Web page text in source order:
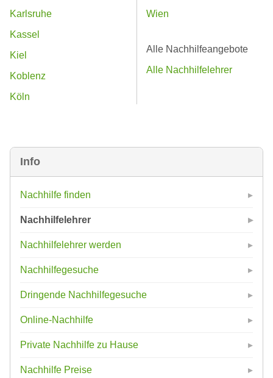
Info
Nachhilfe finden
Nachhilfelehrer
Nachhilfelehrer werden
Nachhilfegesuche
Dringende Nachhilfegesuche
Online-Nachhilfe
Private Nachhilfe zu Hause
Nachhilfe Preise
Karlsruhe
Kassel
Kiel
Koblenz
Köln
Wien
Alle Nachhilfeangebote
Alle Nachhilfelehrer